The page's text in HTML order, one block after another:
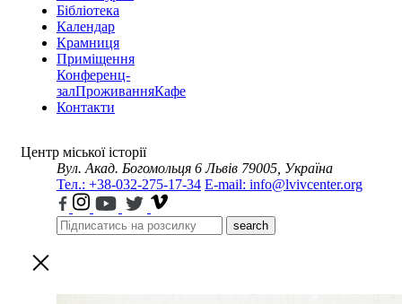
Бібліотека
Календар
Крамниця
Приміщення
Конференц-
залПроживанняКафе
Контакти
Центр міської історії
Вул. Акад. Богомольця 6 Львів 79005, Україна
Тел.: +38-032-275-17-34 E-mail: info@lvivcenter.org
search